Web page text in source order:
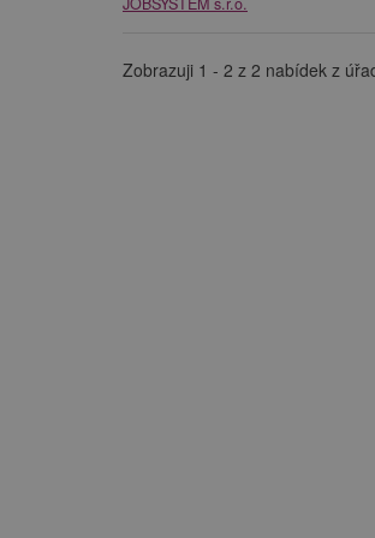
Zobrazuji 1 - 2 z 2 nabídek z